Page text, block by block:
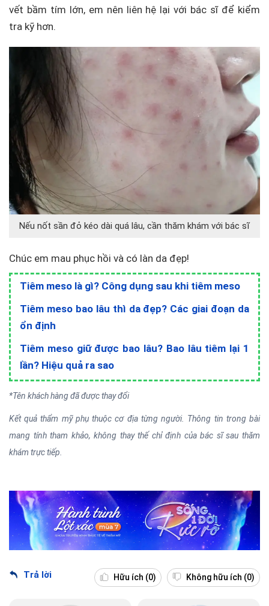
vết bầm tím lớn, em nên liên hệ lại với bác sĩ để kiểm
tra kỹ hơn.
Nếu nốt sần đỏ kéo dài quá lâu, cần thăm khám với bác sĩ
Chúc em mau phục hồi và có làn da đẹp!
Tiêm meso là gì? Công dụng sau khi tiêm meso
Tiêm meso bao lâu thì da đẹp? Các giai đoạn da
ổn định
Tiêm meso giữ được bao lâu? Bao lâu tiêm lại 1
lần? Hiệu quả ra sao
*Tên khách hàng đã được thay đổi
Kết quả thẩm mỹ phụ thuộc cơ địa từng người. Thông tin trong bài
mang tính tham khảo, không thay thế chỉ định của bác sĩ sau thăm
khám trực tiếp.
Trả lời Hữu ích (0) Không hữu ích (0)